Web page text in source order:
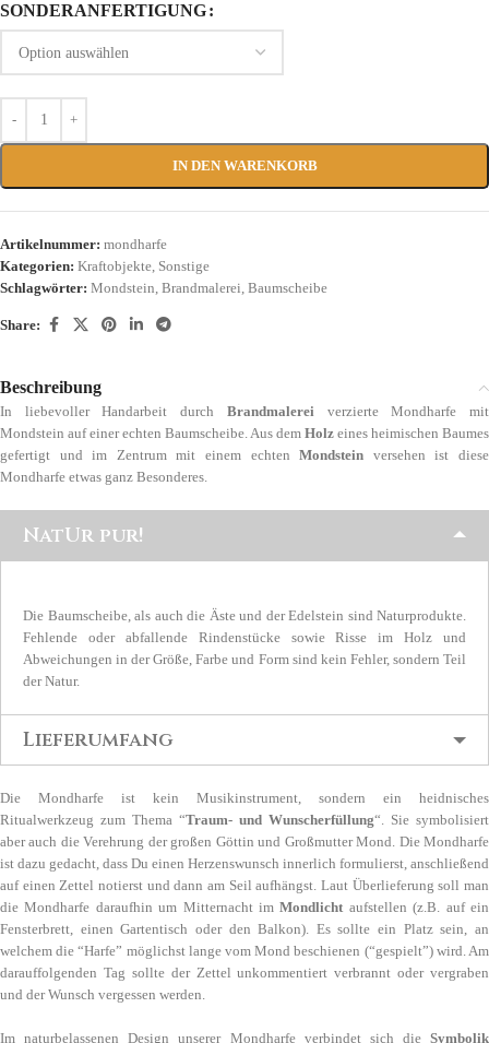
SONDERANFERTIGUNG
IN DEN WARENKORB
Artikelnummer: mondharfe
Kategorien: Kraftobjekte, Sonstige
Schlagwörter: Mondstein, Brandmalerei, Baumscheibe
Share:
Beschreibung
In liebevoller Handarbeit durch Brandmalereiverzierte Mondharfe mit
Mondstein auf einer echten Baumscheibe. Aus dem Holz eines heimischen Baumes
gefertigt und im Zentrum mit einem echtenMondstein versehen ist diese
Mondharfe etwas ganz Besonderes.
NatUr pur!
Die Baumscheibe, als auch die Äste und der Edelstein sind Naturprodukte.
Fehlende oder abfallende Rindenstücke sowie Risse im Holz und
Abweichungen in der Größe, Farbe und Form sind kein Fehler, sondern Teil
der Natur.
Lieferumfang
Die Mondharfe ist kein Musikinstrument, sondern ein heidnisches
Ritualwerkzeug zum Thema “Traum- und Wunscherfüllung“. Sie symbolisiert
aber auch die Verehrung der großen Göttin und Großmutter Mond. Die Mondharfe
ist dazu gedacht, dass Du einen Herzenswunsch innerlich formulierst, anschließend
auf einen Zettel notierst und dann am Seil aufhängst. Laut Überlieferung soll man
die Mondharfe daraufhin um Mitternacht imMondlicht aufstellen (z.B. auf ein
Fensterbrett, einen Gartentisch oder den Balkon). Es sollte ein Platz sein, an
welchem die “Harfe” möglichst lange vom Mond beschienen (“gespielt”) wird. Am
darauffolgenden Tag sollte der Zettel unkommentiert verbrannt oder vergraben
und der Wunsch vergessen werden.
Im naturbelassenen Design unserer Mondharfe verbindet sich die Symbolik